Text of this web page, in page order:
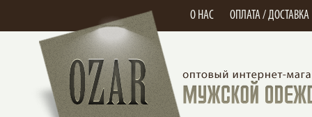
О НАС ОПЛАТА / ДОСТАВКА